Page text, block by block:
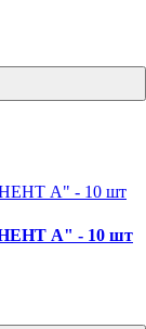
А" - 10 шт